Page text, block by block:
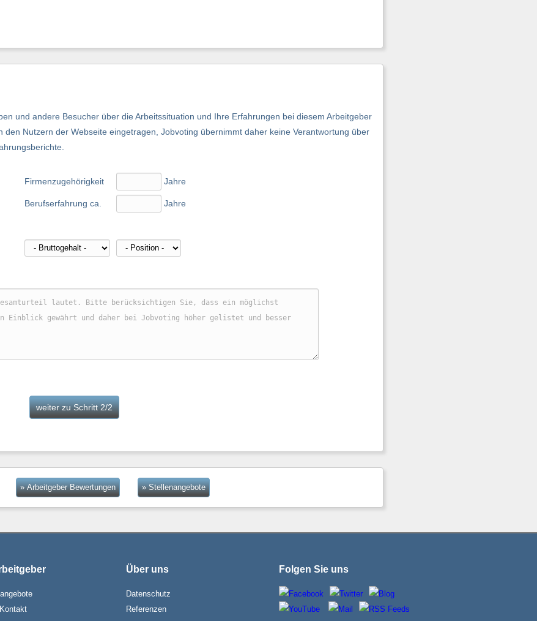
und andere Besucher über die Arbeitssituation und Ihre Erfahrungen bei diesem Arbeitgeber
Nutzern der Webseite eingetragen, Jobvoting übernimmt daher keine Verantwortung über
Firmenzugehörigkeit
Berufserfahrung ca.
Jahre
Jahre
» Arbeitgeber Bewertungen » Stellenangebote
Über uns
Datenschutz
Referenzen
Folgen Sie uns